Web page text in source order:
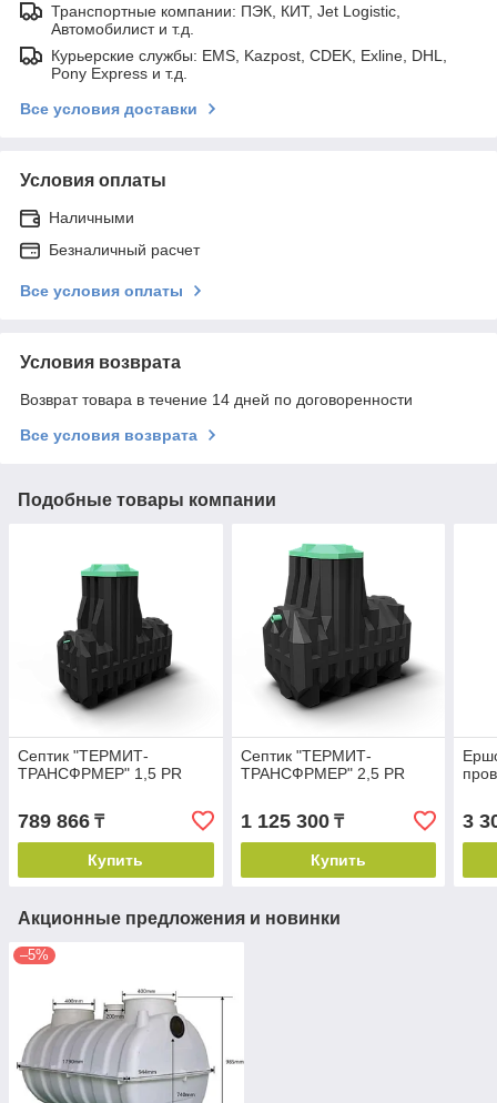
Транспортные компании: ПЭК, КИТ, Jet Logistic,
Автомобилист и т.д.
Курьерские службы: EMS, Kazpost, CDEK, Exline, DHL,
Pony Express и т.д.
Все условия доставки
Условия оплаты
Наличными
Безналичный расчет
Все условия оплаты
Условия возврата
Возврат товара в течение 14 дней по договоренности
Все условия возврата
Подобные товары компании
Cептик "ТЕРМИТ-
ТРАНСФРМЕР" 1,5 PR
789 866 ₸
Купить
Cептик "ТЕРМИТ-
ТРАНСФРМЕР" 2,5 PR
1 125 300₸
Купить
3
Акционные предложения и новинки
–5%